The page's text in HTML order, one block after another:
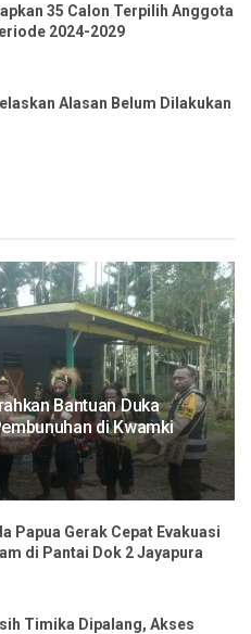
35 Calon Terpilih Anggota
2024-2029
Alasan Belum Dilakukan
Bantuan Duka
di Kwamki
Papua Gerak Cepat Evakuasi
di Pantai Dok 2 Jayapura
Timika Dipalang, Akses